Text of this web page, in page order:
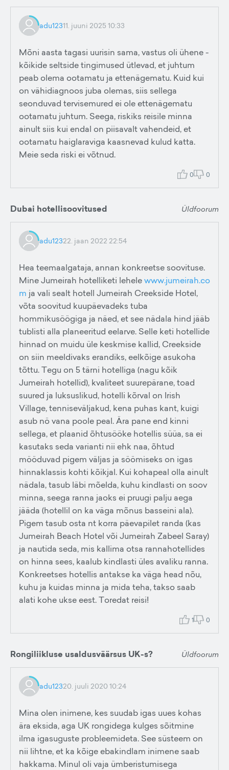
adu12311. juuni 2025 10:33
Mõni aasta tagasi uurisin sama, vastus oli ühene -
kõikide seltside tingimused ütlevad, et juhtum
peab olema ootamatu ja ettenägematu. Kuid kui
on vähidiagnoos juba olemas, siis sellega
seonduvad tervisemured ei ole ettenägematu
ootamatu juhtum. Seega, riskiks reisile minna
ainult siis kui endal on piisavalt vahendeid, et
ootamatu haiglaraviga kaasnevad kulud katta.
Meie seda riski ei võtnud.
0 0
Dubai hotellisoovitused Üldfoorum
adu12322. jaan 2022 22:54
Hea teemaalgataja, annan konkreetse soovituse.
Mine Jumeirah hotelliketi lehelewww.jumeirah.co
m ja vali sealt hotell Jumeirah Creekside Hotel,
võta soovitud kuupäevadeks tuba
hommikusöögiga ja näed, et see nädala hind jääb
tublisti alla planeeritud eelarve. Selle keti hotellide
hinnad on muidu üle keskmise kallid, Creekside
on siin meeldivaks erandiks, eelkõige asukoha
tõttu. Tegu on 5 tärni hotelliga (nagu kõik
Jumeirah hotellid), kvaliteet suurepärane, toad
suured ja luksuslikud, hotelli kõrval on Irish
Village, tenniseväljakud, kena puhas kant, kuigi
asub nö vana poole peal. Ära pane end kinni
sellega, et plaanid õhtusööke hotellis süüa, sa ei
kasutaks seda varianti nii ehk naa, õhtud
mööduvad pigem väljas ja söömiseks on igas
hinnaklassis kohti kõikjal. Kui kohapeal olla ainult
nädala, tasub läbi mõelda, kuhu kindlasti on soov
minna, seega ranna jaoks ei pruugi palju aega
jääda (hotellil on ka väga mõnus basseini ala).
Pigem tasub osta nt korra päevapilet randa (kas
Jumeirah Beach Hotel või Jumeirah Zabeel Saray)
ja nautida seda, mis kallima otsa rannahotellides
on hinna sees, kaalub kindlasti üles avaliku ranna.
Konkreetses hotellis antakse ka väga head nõu,
kuhu ja kuidas minna ja mida teha, takso saab
alati kohe ukse eest. Toredat reisi!
1 0
Rongiliikluse usaldusväärsus UK-s? Üldfoorum
adu12320. juuli 2020 10:24
Mina olen inimene, kes suudab igas uues kohas
ära eksida, aga UK rongidega kulges sõitmine
ilma igasuguste probleemideta. See süsteem on
nii lihtne, et ka kõige ebakindlam inimene saab
hakkama. Minul oli vaja ümberistumisega